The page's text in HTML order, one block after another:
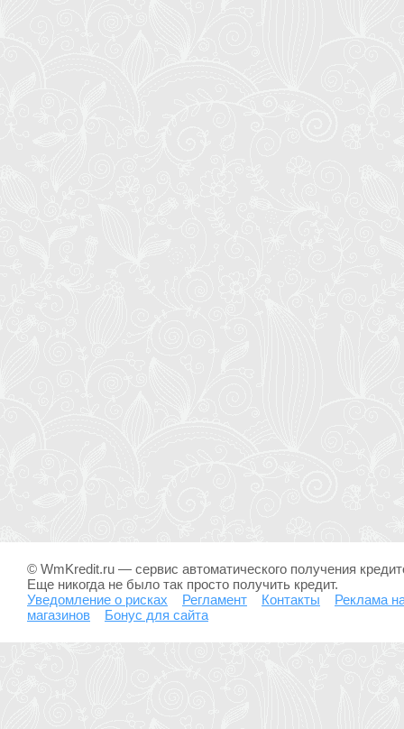
© WmKredit.ru — сервис автоматического получения
Еще никогда не было так просто получить кредит.
Уведомление о рисках
Регламент Контакты
Реклама
магазинов
Бонус для сайта